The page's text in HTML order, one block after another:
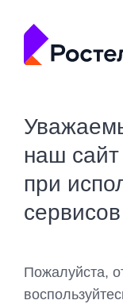
наш сайт
при
сервисов
Пожалуйста,